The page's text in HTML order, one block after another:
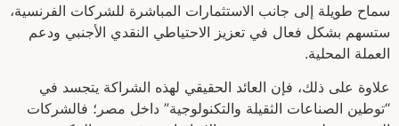
سماح طويلة إلى جانب الاستثمارات المباشرة للشركات الفرنسية،
ستسهم بشكل فعال في تعزيز الاحتياطي النقدي الأجنبي ودعم
العملة المحلية.
علاوة على ذلك، فإن العائد الحقيقي لهذه الشراكة يتجسد في
“توطين الصناعات الثقيلة والتكنولوجية” داخل مصر؛ فالشركات